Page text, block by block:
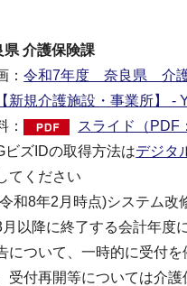
県 介護保険課
：令和7年度 奈良県 介
新規介護施設・事業所】 -
：
スライド（PDF
ズIDの取得方法はデジタ
てください
和8年2月時点)システム改
月以降に終了する会計年度
について、一時的に受付を
受付再開等については介